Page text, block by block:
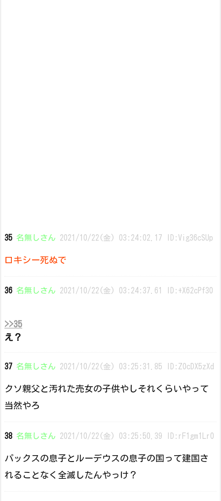
35 名無しさん 2021/10/22(金) 03:24:02.17 ID:Vig36cSUp
ロキシー死ぬで
36 名無しさん 2021/10/22(金) 03:24:37.61 ID:+X62cPf30
>>35
え？
37 名無しさん 2021/10/22(金) 03:25:31.85 ID:Z0cDX5zXd
クソ親父と汚れた売女の子供やしそれくらいやって
当然やろ
38 名無しさん 2021/10/22(金) 03:25:50.39 ID:rF1gm1Lr0
パックスの息子とルーデウスの息子の国って建国さ
れることなく全滅したんやっけ？